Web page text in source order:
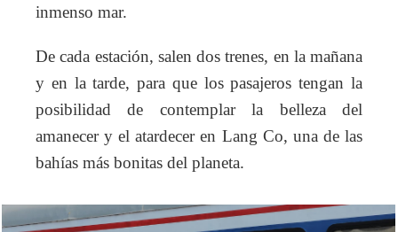
inmenso mar.
De cada estación, salen dos trenes, en la mañana
y en la tarde, para que los pasajeros tengan la
posibilidad de contemplar la belleza del
amanecer y el atardecer en Lang Co, una de las
bahías más bonitas del planeta.